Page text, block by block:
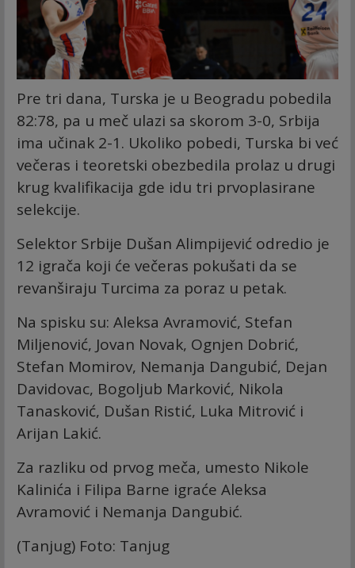
Pre tri dana, Turska je u Beogradu pobedila
82:78, pa u meč ulazi sa skorom 3-0, Srbija
ima učinak 2-1. Ukoliko pobedi, Turska bi već
večeras i teoretski obezbedila prolaz u drugi
krug kvalifikacija gde idu tri prvoplasirane
selekcije.
Selektor Srbije Dušan Alimpijević odredio je
12 igrača koji će večeras pokušati da se
revanširaju Turcima za poraz u petak.
Na spisku su: Aleksa Avramović, Stefan
Miljenović, Jovan Novak, Ognjen Dobrić,
Stefan Momirov, Nemanja Dangubić, Dejan
Davidovac, Bogoljub Marković, Nikola
Tanasković, Dušan Ristić, Luka Mitrović i
Arijan Lakić.
Za razliku od prvog meča, umesto Nikole
Kalinića i Filipa Barne igraće Aleksa
Avramović i Nemanja Dangubić.
(Tanjug) Foto: Tanjug